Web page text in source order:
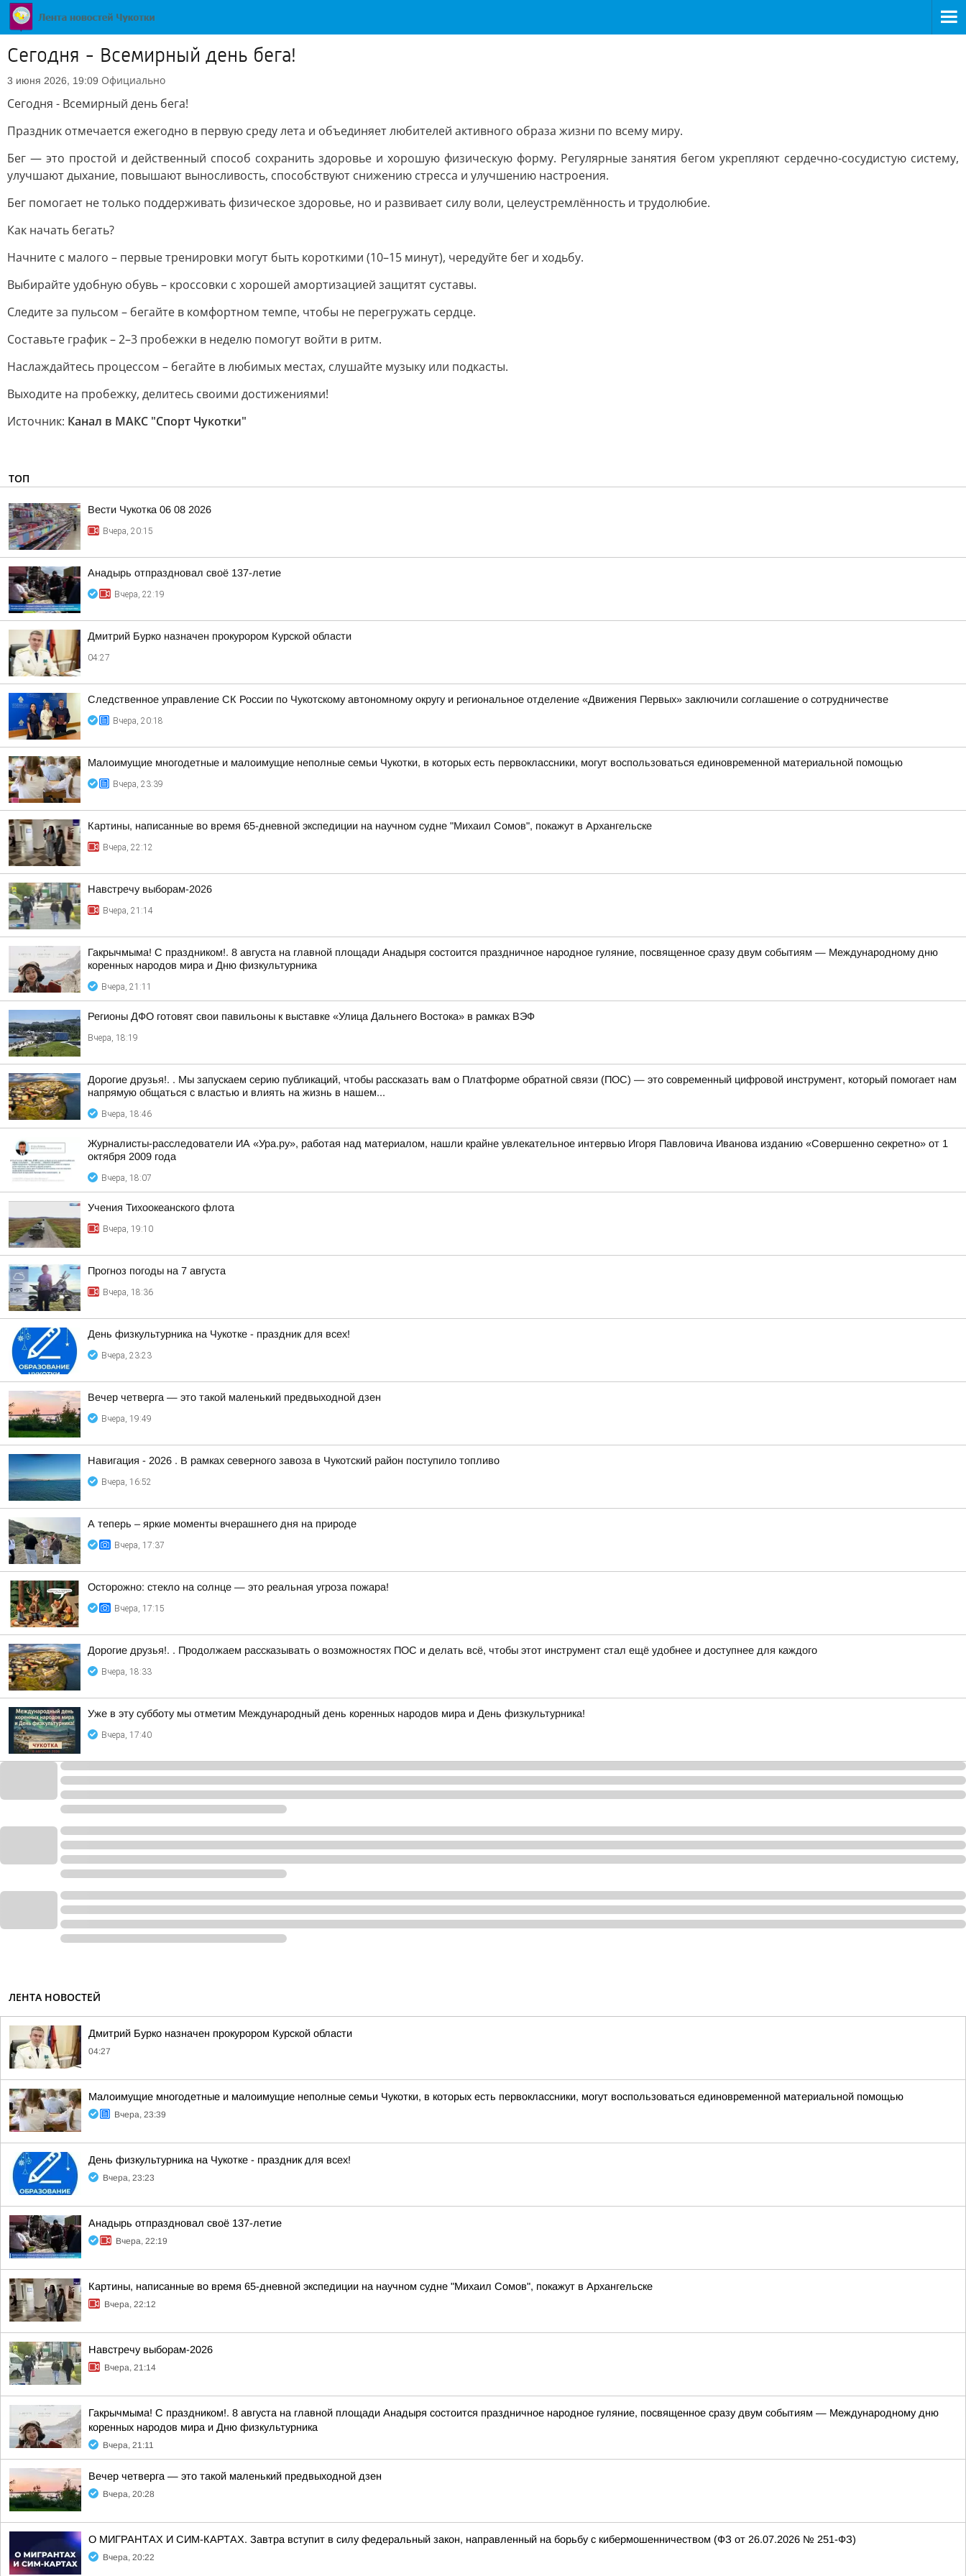
Сегодня - Всемирный день бега!
3 июня 2026, 19:09 Официально
Сегодня - Всемирный день бега!
Праздник отмечается ежегодно в первую среду лета и объединяет любителей активного образа жизни по всему миру.
Бег — это простой и действенный способ сохранить здоровье и хорошую физическую форму. Регулярные занятия бегом укрепляют сердечно-сосудистую систему,
улучшают дыхание, повышают выносливость, способствуют снижению стресса и улучшению настроения.
Бег помогает не только поддерживать физическое здоровье, но и развивает силу воли, целеустремлённость и трудолюбие.
Как начать бегать?
Начните с малого – первые тренировки могут быть короткими (10–15 минут), чередуйте бег и ходьбу.
Выбирайте удобную обувь – кроссовки с хорошей амортизацией защитят суставы.
Следите за пульсом – бегайте в комфортном темпе, чтобы не перегружать сердце.
Составьте график – 2–3 пробежки в неделю помогут войти в ритм.
Наслаждайтесь процессом – бегайте в любимых местах, слушайте музыку или подкасты.
Выходите на пробежку, делитесь своими достижениями!
Источник: Канал в МАКС "Спорт Чукотки"
ТОП
Вести Чукотка 06 08 2026
Вчера, 20:15
Анадырь отпраздновал своё 137-летие
Вчера, 22:19
Дмитрий Бурко назначен прокурором Курской области
04:27
Следственное управление СК России по Чукотскому автономному округу и региональное отделение «Движения Первых» заключили соглашение о сотрудничестве
Вчера, 20:18
Малоимущие многодетные и малоимущие неполные семьи Чукотки, в которых есть первоклассники, могут воспользоваться единовременной материальной помощью
Вчера, 23:39
Картины, написанные во время 65-дневной экспедиции на научном судне "Михаил Сомов", покажут в Архангельске
Вчера, 22:12
Навстречу выборам-2026
Вчера, 21:14
Гакрычмыма! С праздником!. 8 августа на главной площади Анадыря состоится праздничное народное гуляние, посвященное сразу двум событиям — Международному дню
коренных народов мира и Дню физкультурника
Вчера, 21:11
Регионы ДФО готовят свои павильоны к выставке «Улица Дальнего Востока» в рамках ВЭФ
Вчера, 18:19
Дорогие друзья!. . Мы запускаем серию публикаций, чтобы рассказать вам о Платформе обратной связи (ПОС) — это современный цифровой инструмент, который помогает нам
напрямую общаться с властью и влиять на жизнь в нашем...
Вчера, 18:46
Журналисты-расследователи ИА «Ура.ру», работая над материалом, нашли крайне увлекательное интервью Игоря Павловича Иванова изданию «Совершенно секретно» от 1
октября 2009 года
Вчера, 18:07
Учения Тихоокеанского флота
Вчера, 19:10
Прогноз погоды на 7 августа
Вчера, 18:36
День физкультурника на Чукотке - праздник для всех!
Вчера, 23:23
Вечер четверга — это такой маленький предвыходной дзен
Вчера, 19:49
Навигация - 2026 . В рамках северного завоза в Чукотский район поступило топливо
Вчера, 16:52
А теперь – яркие моменты вчерашнего дня на природе
Вчера, 17:37
Осторожно: стекло на солнце — это реальная угроза пожара!
Вчера, 17:15
Дорогие друзья!. . Продолжаем рассказывать о возможностях ПОС и делать всё, чтобы этот инструмент стал ещё удобнее и доступнее для каждого
Вчера, 18:33
Уже в эту субботу мы отметим Международный день коренных народов мира и День физкультурника!
Вчера, 17:40
ЛЕНТА НОВОСТЕЙ
Дмитрий Бурко назначен прокурором Курской области
04:27
Малоимущие многодетные и малоимущие неполные семьи Чукотки, в которых есть первоклассники, могут воспользоваться единовременной материальной помощью
Вчера, 23:39
День физкультурника на Чукотке - праздник для всех!
Вчера, 23:23
Анадырь отпраздновал своё 137-летие
Вчера, 22:19
Картины, написанные во время 65-дневной экспедиции на научном судне "Михаил Сомов", покажут в Архангельске
Вчера, 22:12
Навстречу выборам-2026
Вчера, 21:14
Гакрычмыма! С праздником!. 8 августа на главной площади Анадыря состоится праздничное народное гуляние, посвященное сразу двум событиям — Международному дню
коренных народов мира и Дню физкультурника
Вчера, 21:11
Вечер четверга — это такой маленький предвыходной дзен
Вчера, 20:28
О МИГРАНТАХ И СИМ-КАРТАХ. Завтра вступит в силу федеральный закон, направленный на борьбу с кибермошенничеством (ФЗ от 26.07.2026 № 251-ФЗ)
Вчера, 20:22